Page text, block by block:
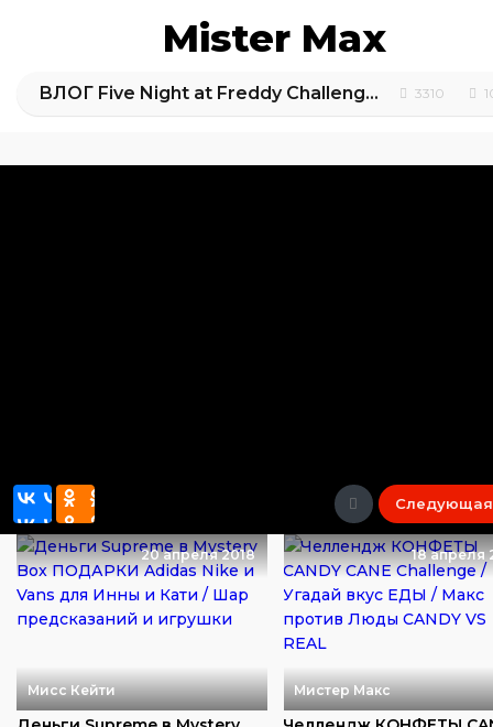
Mister Max
ВЛОГ Five Night at Freddy Challenge FNAF 3310
Следующая
20 апреля 2018
Мисс Кейти
18 апреля
Мистер Макс